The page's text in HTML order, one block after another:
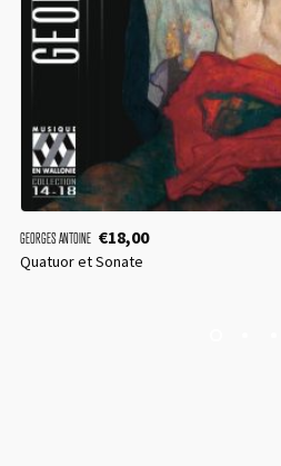
GEORGES ANTOINE €18,00
Quatuor et Sonate